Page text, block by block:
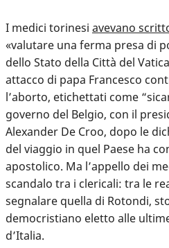
I medici torinesi avevano
«valutare una ferma presa di
dello Stato della Città del
attacco di papa Francesco
l’aborto, etichettati come
governo del Belgio, con il
Alexander De Croo, dopo le
del viaggio in quel Paese ha
apostolico. Ma l’appello dei
scandalo tra i clericali: tra le
segnalare quella di Rotondi,
democristiano eletto alle
d’Italia.